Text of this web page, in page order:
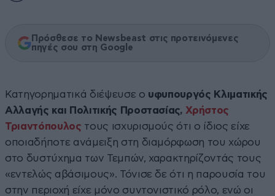
Πρόσθεσε το Newsbeast στις προτεινόμενες
πηγές σου στη Google
Κατηγορηματικά διέψευσε ο υφυπουργός Κλιματικής
Αλλαγής και Πολιτικής Προστασίας, Χρήστος
Τριαντόπουλος τους ισχυρισμούς ότι ο ίδιος είχε
οποιαδήποτε ανάμειξη στη διαμόρφωση του χώρου
στο δυστύχημα των Τεμπών, χαρακτηρίζοντάς τους
«εντελώς αβάσιμους». Τόνισε δε ότι η παρουσία του
στην περιοχή είχε μόνο συντονιστικό ρόλο, ενώ οι